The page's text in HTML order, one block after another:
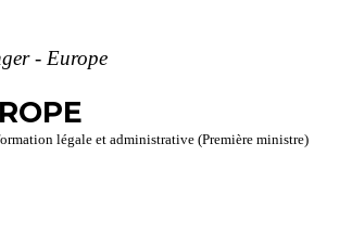
- Europe
légale et administrative (Première ministre)